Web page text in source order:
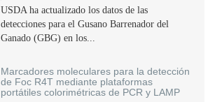
USDA ha actualizado los datos de las
detecciones para el Gusano Barrenador del
Ganado (GBG) en los...
Marcadores moleculares para la detección
de Foc R4T mediante plataformas
portátiles colorimétricas de PCR y LAMP